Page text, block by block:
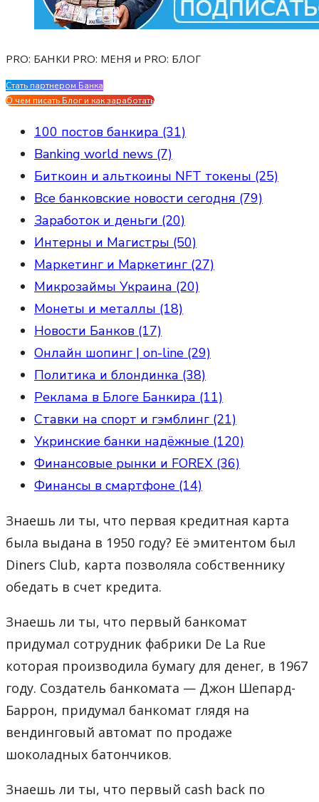
PRO: БАНКИ PRO: МЕНЯ и PRO: БЛОГ
Стать партнером Банка
О чем писать Блог и как заработать
100 постов банкира (31)
Banking world news (7)
Биткоин и альткоины NFT токены (25)
Все банковские новости сегодня (79)
Заработок и деньги (20)
Интерны и Магистры (50)
Маркетинг и Маркетинг (27)
Микрозаймы Украина (20)
Монеты и металлы (18)
Новости Банков (17)
Онлайн шопинг | on-line (29)
Политика и блондинка (38)
Реклама в Блоге Банкира (11)
Ставки на спорт и гэмблинг (21)
Укринские банки надёжные (120)
Финансовые рынки и FOREX (36)
Финансы в смартфоне (14)
Знаешь ли ты, что первая кредитная карта
была выдана в 1950 году? Её эмитентом был
Diners Club, карта позволяла собственнику
обедать в счет кредита.
Знаешь ли ты, что первый банкомат
придумал сотрудник фабрики De La Rue
которая производила бумагу для денег, в 1967
году. Создатель банкомата — Джон Шепард-
Баррон, придумал банкомат глядя на
вендинговый автомат по продаже
шоколадных батончиков.
Знаешь ли ты, что первый cash back по